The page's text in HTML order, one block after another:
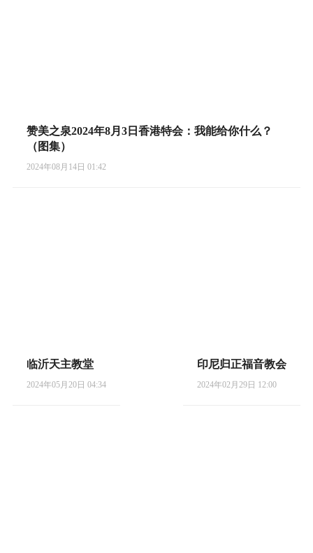
赞美之泉2024年8月3日香港特会：我能给你什么？
（图集）
2024年08月14日 01:42
临沂天主教堂
2024年05月20日 04:34
印尼归正福音教会
2024年02月29日 12:00